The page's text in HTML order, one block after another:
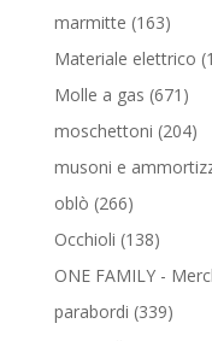
marmitte 163163
Materiale elettrico
Molle a gas 671 671
moschettoni 204204
musoni e
oblò 266266
prodotti
Occhioli 138138
prodotti
ONE FAMILY -
parabordi 339339